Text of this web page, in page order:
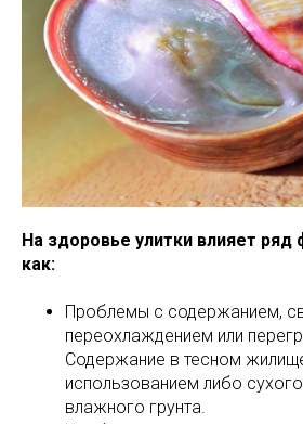
На здоровье улитки влияет ряд
как:
Проблемы с содержанием,
переохлаждением или
Содержание в тесном
использованием либо
влажного грунта.